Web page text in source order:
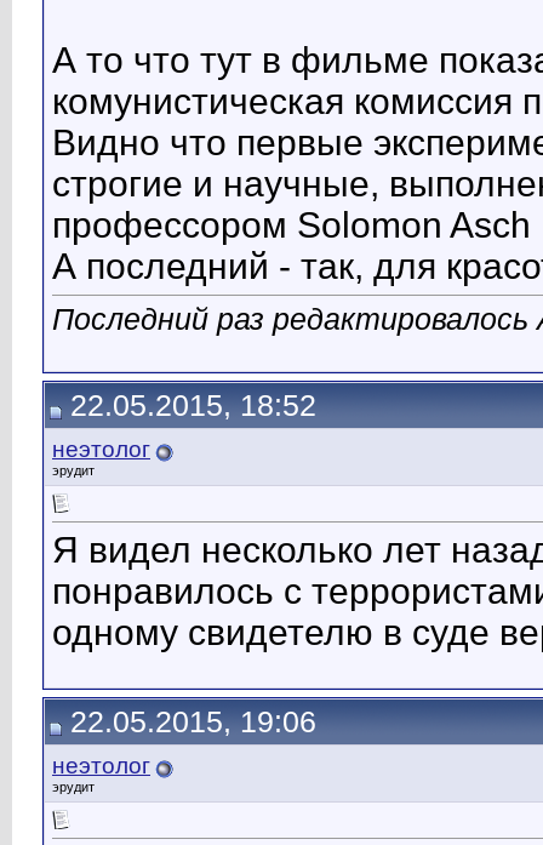
А то что тут в фильме
комунистическая комиссия
Видно что первые
строгие и научные,
профессором Solomon Asch
А последний - так, для
Последний раз
22.05.2015, 18:52
неэтолог
эрудит
Я видел несколько лет
понравилось с
одному свидетелю в суде
22.05.2015, 19:06
неэтолог
эрудит